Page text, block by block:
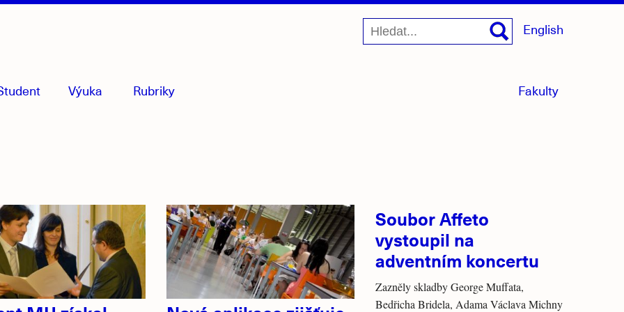
Výuka Rubriky Fakultymenu
English
Soubor Affeto
vystoupil na
adventním koncertu
Zazněly skladby George Muffata,
Bedřicha Bridela, Adama Václava Michny